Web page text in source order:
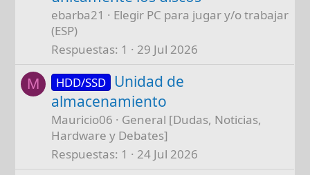
ebarba21
Elegir PC para jugar y/o trabajar
(ESP)
Respuestas 1 29 Jul 2026
M HDD/SSD Unidad de
almacenamiento
Mauricio06
General [Dudas, Noticias,
Hardware y Debates]
Respuestas 1 24 Jul 2026